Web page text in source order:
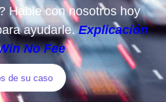
Hable con nosotros hoy
ayudarle.Explicación
No Fee
de su caso